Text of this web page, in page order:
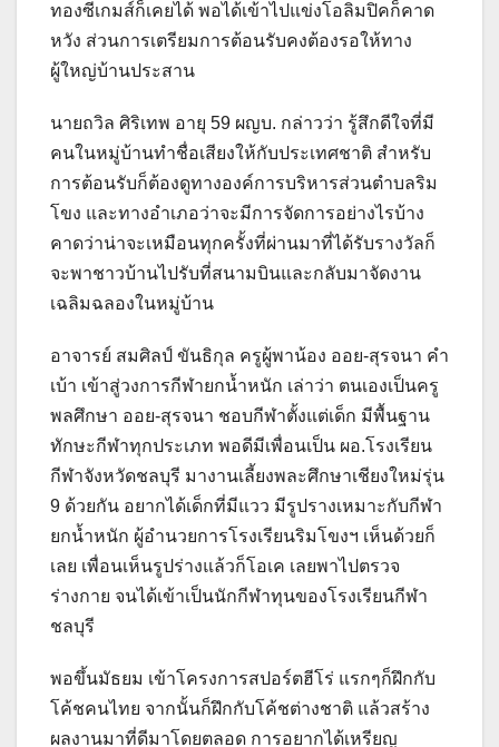
ทองซีเกมส์ก็เคยได้ พอได้เข้าไปแข่งโอลิมปิคก็คาด
หวัง ส่วนการเตรียมการต้อนรับคงต้องรอให้ทาง
ผู้ใหญ่บ้านประสาน
นายถวิล ศิริเทพ อายุ 59 ผญบ. กล่าวว่า รู้สึกดีใจที่มี
คนในหมู่บ้านทำชื่อเสียงให้กับประเทศชาติ สำหรับ
การต้อนรับก็ต้องดูทางองค์การบริหารส่วนตำบลริม
โขง และทางอำเภอว่าจะมีการจัดการอย่างไรบ้าง
คาดว่าน่าจะเหมือนทุกครั้งที่ผ่านมาที่ได้รับรางวัลก็
จะพาชาวบ้านไปรับที่สนามบินและกลับมาจัดงาน
เฉลิมฉลองในหมู่บ้าน
อาจารย์ สมศิลป์ ขันธิกุล ครูผู้พาน้อง ออย-สุรจนา คำ
เบ้า เข้าสู่วงการกีฬายกน้ำหนัก เล่าว่า ตนเองเป็นครู
พลศึกษา ออย-สุรจนา ชอบกีฬาตั้งแต่เด็ก มีพื้นฐาน
ทักษะกีฬาทุกประเภท พอดีมีเพื่อนเป็น ผอ.โรงเรียน
กีฬาจังหวัดชลบุรี มางานเลี้ยงพละศึกษาเชียงใหม่รุ่น
9 ด้วยกัน อยากได้เด็กที่มีแวว มีรูปรางเหมาะกับกีฬา
ยกน้ำหนัก ผู้อำนวยการโรงเรียนริมโขงฯ เห็นด้วยก็
เลย เพื่อนเห็นรูปร่างแล้วก็โอเค เลยพาไปตรวจ
ร่างกาย จนได้เข้าเป็นนักกีฬาทุนของโรงเรียนกีฬา
ชลบุรี
พอขึ้นมัธยม เข้าโครงการสปอร์ตฮีโร่ แรกๆก็ฝึกกับ
โค้ชคนไทย จากนั้นก็ฝึกกับโค้ชต่างชาติ แล้วสร้าง
ผลงานมาที่ดีมาโดยตลอด การอยากได้เหรียญ